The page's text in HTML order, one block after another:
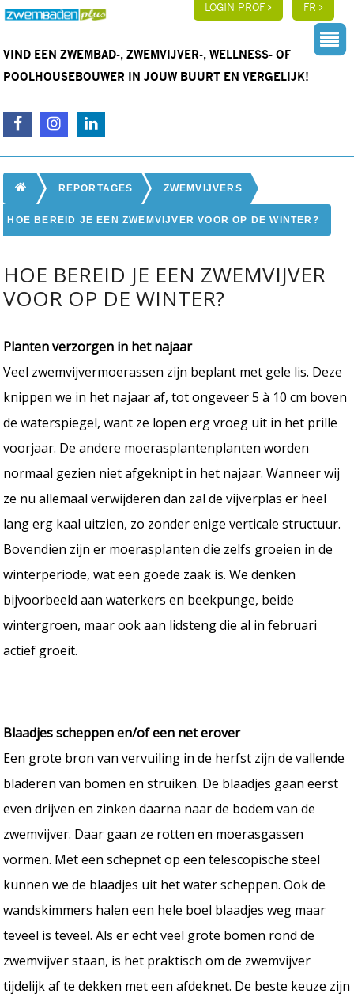
LOGIN PROF FR
VIND EEN ZWEMBAD-, ZWEMVIJVER-, WELLNESS- OF
POOLHOUSEBOUWER IN JOUW BUURT EN VERGELIJK!
REPORTAGES ZWEMVIJVERS
HOE BEREID JE EEN ZWEMVIJVER VOOR OP DE WINTER?
HOE BEREID JE EEN ZWEMVIJVER
VOOR OP DE WINTER?
Planten verzorgen in het najaar
Veel zwemvijvermoerassen zijn beplant met gele lis. Deze
knippen we in het najaar af, tot ongeveer 5 à 10 cm boven
de waterspiegel, want ze lopen erg vroeg uit in het prille
voorjaar. De andere moerasplantenplanten worden
normaal gezien niet afgeknipt in het najaar. Wanneer wij
ze nu allemaal verwijderen dan zal de vijverplas er heel
lang erg kaal uitzien, zo zonder enige verticale structuur.
Bovendien zijn er moerasplanten die zelfs groeien in de
winterperiode, wat een goede zaak is. We denken
bijvoorbeeld aan waterkers en beekpunge, beide
wintergroen, maar ook aan lidsteng die al in februari
actief groeit.
Blaadjes scheppen en/of een net erover
Een grote bron van vervuiling in de herfst zijn de vallende
bladeren van bomen en struiken. De blaadjes gaan eerst
even drijven en zinken daarna naar de bodem van de
zwemvijver. Daar gaan ze rotten en moerasgassen
vormen. Met een schepnet op een telescopische steel
kunnen we de blaadjes uit het water scheppen. Ook de
wandskimmers halen een hele boel blaadjes weg maar
teveel is teveel. Als er echt veel grote bomen rond de
zwemvijver staan, is het praktisch om de zwemvijver
tijdelijk af te dekken met een afdeknet. De beste keuze zijn